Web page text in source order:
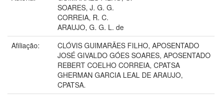
SOARES, J. G. G.
CORREIA, R. C.
ARAUJO, G. G. L. de
Afiliação:
CLÓVIS GUIMARÃES FILHO, APOSENTADO
JOSÉ GIVALDO GÓES SOARES, APOSENTADO
REBERT COELHO CORREIA, CPATSA
GHERMAN GARCIA LEAL DE ARAUJO,
CPATSA.